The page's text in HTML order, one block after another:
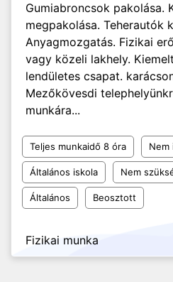
Gumiabroncsok pakolása.
megpakolása. Teherautók
Anyagmozgatás. Fizikai
vagy közeli lakhely.
lendületes csapat.
Mezőkövesdi
munkára...
Teljes munkaidő 8 óra Nem
Általános iskola Nem
Általános Beosztott
Fizikai munka